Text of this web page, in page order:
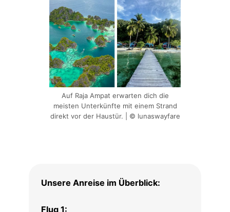
Auf Raja Ampat erwarten dich die
meisten Unterkünfte mit einem Strand
direkt vor der Haustür. | © lunaswayfare
Unsere Anreise im Überblick:
Flug 1: